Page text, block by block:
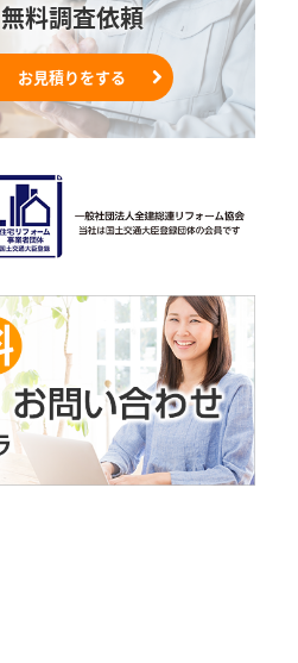
無料調査依頼
お見積りをする